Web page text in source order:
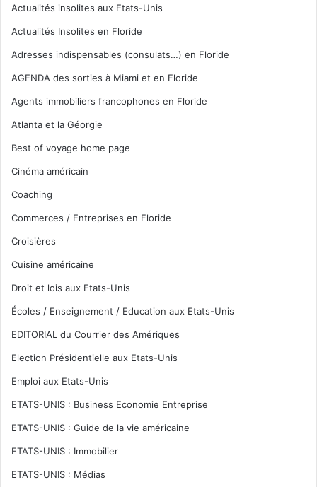
Actualités insolites aux Etats-Unis
Actualités Insolites en Floride
Adresses indispensables (consulats…) en Floride
AGENDA des sorties à Miami et en Floride
Agents immobiliers francophones en Floride
Atlanta et la Géorgie
Best of voyage home page
Cinéma américain
Coaching
Commerces / Entreprises en Floride
Croisières
Cuisine américaine
Droit et lois aux Etats-Unis
Écoles / Enseignement / Education aux Etats-Unis
EDITORIAL du Courrier des Amériques
Election Présidentielle aux Etats-Unis
Emploi aux Etats-Unis
ETATS-UNIS : Business Economie Entreprise
ETATS-UNIS : Guide de la vie américaine
ETATS-UNIS : Immobilier
ETATS-UNIS : Médias